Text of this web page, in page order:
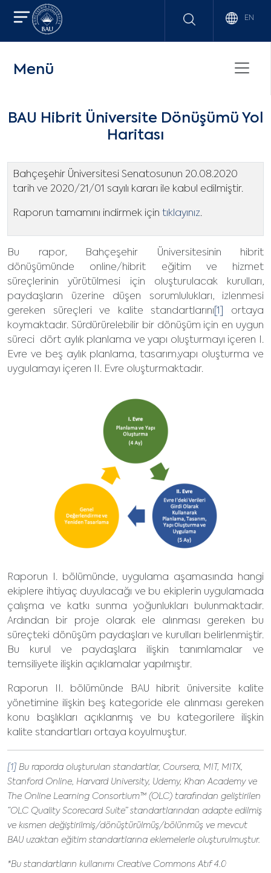
EN
Menü
BAU Hibrit Üniversite Dönüşümü Yol
Haritası
Bahçeşehir Üniversitesi Senatosunun 20.08.2020
tarih ve 2020/21/01 sayılı kararı ile kabul edilmiştir.
Raporun tamamını indirmek için tıklayınız.
Bu rapor, Bahçeşehir Üniversitesinin hibrit
dönüşümünde online/hibrit eğitim ve hizmet
süreçlerinin yürütülmesi için oluşturulacak kurulları,
paydaşların üzerine düşen sorumlulukları, izlenmesi
gereken süreçleri ve kalite standartlarını [1]
ortaya
koymaktadır. Sürdürürelebilir bir dönüşüm için en uygun
süreci dört aylık planlama ve yapı oluşturmayı içeren I.
Evre ve beş aylık planlama, tasarım,yapı oluşturma ve
uygulamayı içeren II. Evre oluşturmaktadır.
Raporun I. bölümünde, uygulama aşamasında hangi
ekiplere ihtiyaç duyulacağı ve bu ekiplerin uygulamada
çalışma ve katkı sunma yoğunlukları bulunmaktadır.
Ardından bir proje olarak ele alınması gereken bu
süreçteki dönüşüm paydaşları ve kurulları belirlenmiştir.
Bu kurul ve paydaşlara ilişkin tanımlamalar ve
temsiliyete ilişkin açıklamalar yapılmıştır.
Raporun II. bölümünde BAU hibrit üniversite kalite
yönetimine ilişkin beş kategoride ele alınması gereken
konu başlıkları açıklanmış ve bu kategorilere ilişkin
kalite standartları ortaya koyulmuştur.
[1] Bu raporda oluşturulan standartlar, Coursera, MIT, MITX,
Stanford Online, Harvard University, Udemy, Khan Academy ve
The Online Learning Consortium™ (OLC) tarafından geliştirilen
“OLC Quality Scorecard Suite” standartlarından adapte edilmiş
ve kısmen değiştirilmiş/dönüştürülmüş/bölünmüş ve mevcut
BAU uzaktan eğitim standartlarına eklemelerle oluşturulmuştur.
*Bu standartların kullanımı Creative Commons Atıf 4.0